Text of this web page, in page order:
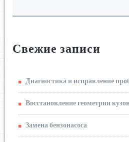
Свежие записи
Диагностика и исправление
Восстановление геометрии
Замена бензонасоса